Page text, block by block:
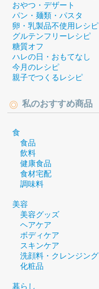
おやつ・デザート
パン・麺類・パスタ
卵・乳製品不使用レシピ
グルテンフリーレシピ
糖質オフ
ハレの日・おもてなし
今月のレシピ
親子でつくるレシピ
私のおすすめ商品
食
食品
飲料
健康食品
食材宅配
調味料
美容
美容グッズ
ヘアケア
ボディケア
スキンケア
洗顔料・クレンジング
化粧品
暮らし